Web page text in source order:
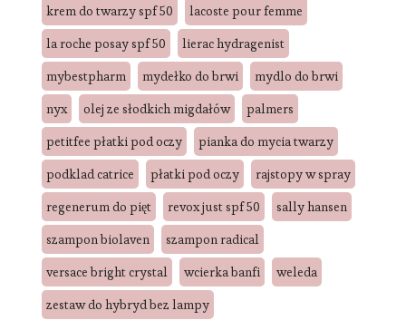
krem do twarzy spf 50
lacoste pour femme
la roche posay spf 50
lierac hydragenist
mybestpharm
mydełko do brwi
mydlo do brwi
nyx
olej ze słodkich migdałów
palmers
petitfee płatki pod oczy
pianka do mycia twarzy
podklad catrice
płatki pod oczy
rajstopy w spray
regenerum do pięt
revox just spf 50
sally hansen
szampon biolaven
szampon radical
versace bright crystal
wcierka banfi
weleda
zestaw do hybryd bez lampy